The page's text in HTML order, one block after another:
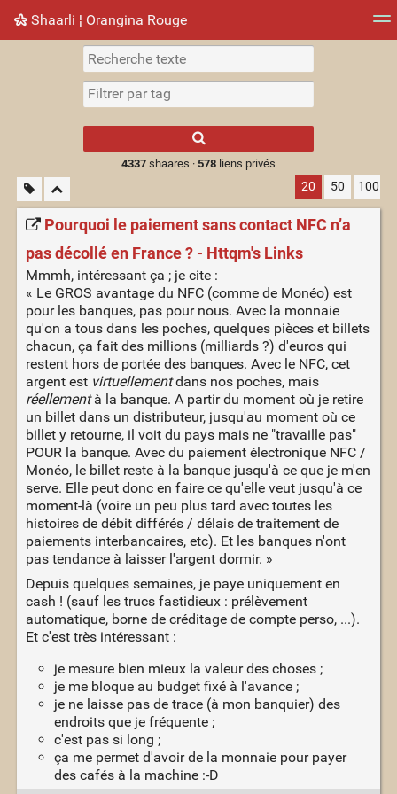
Shaarli ¦ Orangina Rouge
Nuage de tags Mur d'images
results.
4337shaares · 578liens privés
20 50 100
Pourquoi le paiement sans contact NFC n’a
pas décollé en France ? - Httqm's Links
Mmmh, intéressant ça ; je cite :
« Le GROS avantage du NFC (comme de Monéo) est
pour les banques, pas pour nous. Avec la monnaie
qu'on a tous dans les poches, quelques pièces et billets
chacun, ça fait des millions (milliards ?) d'euros qui
restent hors de portée des banques. Avec le NFC, cet
argent est virtuellementdans nos poches, mais
réellementà la banque. A partir du moment où je retire
un billet dans un distributeur, jusqu'au moment où ce
billet y retourne, il voit du pays mais ne "travaille pas"
POUR la banque. Avec du paiement électronique NFC /
Monéo, le billet reste à la banque jusqu'à ce que je m'en
serve. Elle peut donc en faire ce qu'elle veut jusqu'à ce
moment-là (voire un peu plus tard avec toutes les
histoires de débit différés / délais de traitement de
paiements interbancaires, etc). Et les banques n'ont
pas tendance à laisser l'argent dormir. »
Depuis quelques semaines, je paye uniquement en
cash ! (sauf les trucs fastidieux : prélèvement
automatique, borne de créditage de compte perso, ...).
Et c'est très intéressant :
je mesure bien mieux la valeur des choses ;
je me bloque au budget fixé à l'avance ;
je ne laisse pas de trace (à mon banquier) des
endroits que je fréquente ;
c'est pas si long ;
ça me permet d'avoir de la monnaie pour payer
des cafés à la machine :-D